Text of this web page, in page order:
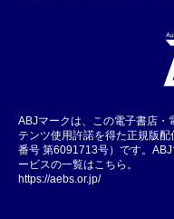
ABJマークは、この電子書店・
テンツ使用許諾を得た正規版
番号 第6091713号）です。
ービスの一覧はこちら。
https://aebs.or.jp/